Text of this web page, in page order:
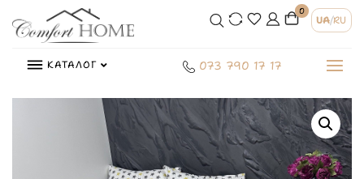
0
UA/RU
КАТАЛОГ 073 790 17 17